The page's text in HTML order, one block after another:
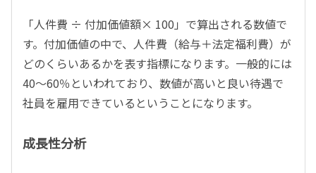
「人件費 ÷ 付加価値額× 100」で算出される数値で
す。付加価値の中で、人件費（給与＋法定福利費）が
どのくらいあるかを表す指標になります。一般的には
40～60％といわれており、数値が高いと良い待遇で
社員を雇用できているということになります。
成長性分析